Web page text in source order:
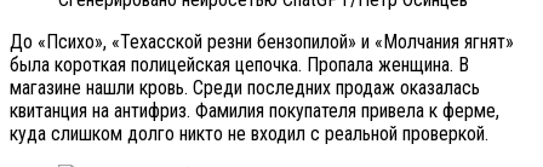
До «Психо», «Техасской резни бензопилой» и «Молчания ягнят»
была короткая полицейская цепочка. Пропала женщина. В
магазине нашли кровь. Среди последних продаж оказалась
квитанция на антифриз. Фамилия покупателя привела к ферме,
куда слишком долго никто не входил с реальной проверкой.